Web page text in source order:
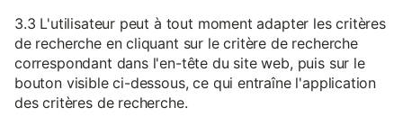
3.3 L'utilisateur peut à tout moment adapter les critères
de recherche en cliquant sur le critère de recherche
correspondant dans l'en-tête du site web, puis sur le
bouton visible ci-dessous, ce qui entraîne l'application
des critères de recherche.